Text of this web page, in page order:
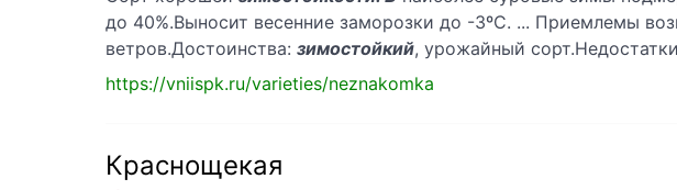
до 40%.Выносит весенние заморозки до -3ºС. ... Приемлемы
ветров.Достоинства: зимостойкий, урожайный
https://vniispk.ru/varieties/neznakomka
Краснощекая